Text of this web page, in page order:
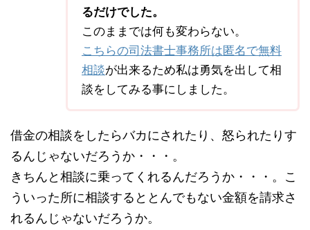
るだけでした。
このままでは何も変わらない。
こちらの司法書士事務所は匿名で無料
相談が出来るため私は勇気を出して相
談をしてみる事にしました。
借金の相談をしたらバカにされたり、怒られたりす
るんじゃないだろうか・・・。
きちんと相談に乗ってくれるんだろうか・・・。こ
ういった所に相談するととんでもない金額を請求さ
れるんじゃないだろうか。